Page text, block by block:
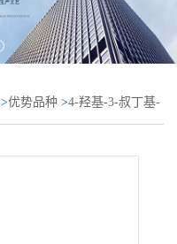
>优势品种 >4-羟基-3-叔丁基-